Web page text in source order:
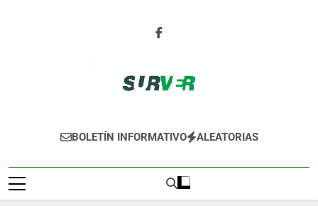
SURVER
BOLETÍN INFORMATIVO ALEATORIAS